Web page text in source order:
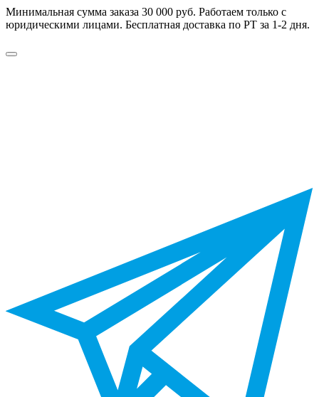
Минимальная сумма заказа 30 000 руб. Работаем только с
юридическими лицами. Бесплатная доставка по РТ за 1-2 дня.